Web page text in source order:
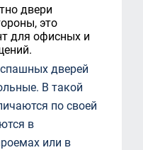
двери
это
для офисных и
дверей
В такой
по своей
в
или в